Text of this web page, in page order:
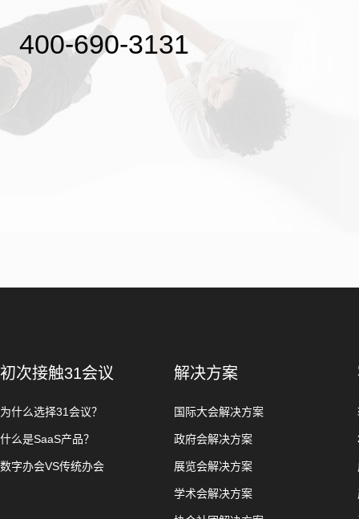
400-690-3131
初次接触31会议
为什么选择31会议？
什么是SaaS产品？
数字办会VS传统办会
解决方案
国际大会解决方案
政府会解决方案
展览会解决方案
学术会解决方案